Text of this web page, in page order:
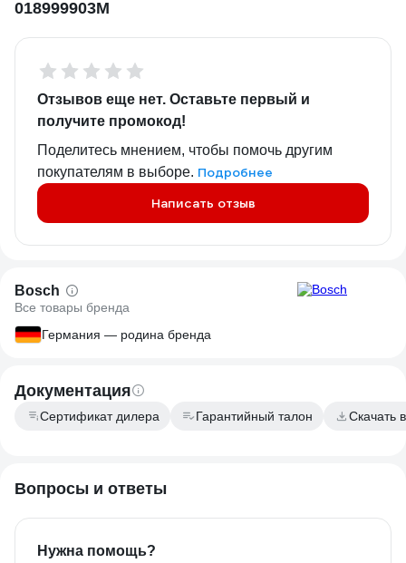
018999903M
Отзывов еще нет. Оставьте первый и
получите промокод!
Поделитесь мнением, чтобы помочь другим
покупателям в выборе. Подробнее
Написать отзыв
Bosch
Все товары бренда
Германия — родина бренда
Документация
Сертификат дилера Гарантийный талон Скачать
Вопросы и ответы
Нужна помощь?